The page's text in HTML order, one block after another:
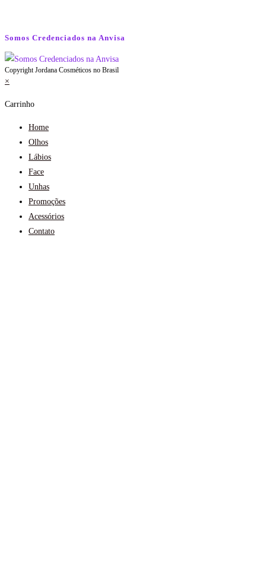
Somos Credenciados na Anvisa
Copyright Jordana Cosméticos no Brasil
×
Carrinho
Home
Olhos
Lábios
Face
Unhas
Promoções
Acessórios
Contato